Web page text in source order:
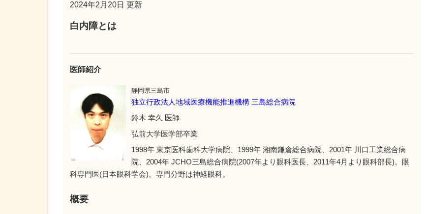
2024年2月20日 更新
白内障とは
医師紹介
静岡県三島市
独立行政法人地域医療機能推進機構 三島総合病院
鈴木 幸久 医師
弘前大学医学部卒業
1998年 東京医科歯科大学病院、1999年 湘南鎌倉総合病院、2001年 川口工業総合病
院、2004年 JCHO三島総合病院(2007年より眼科医長、2011年4月より眼科部長)。眼
科専門医(日本眼科学会)。専門分野は神経眼科。
概要
を幅広く診療していま
す。さらに、私は消化器
>>記事全文を読む